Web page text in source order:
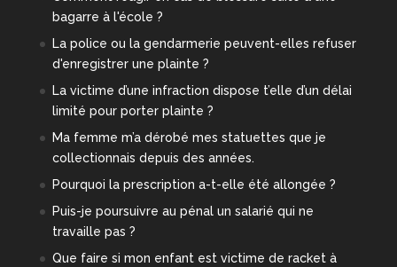
bagarre à l'école ?
La police ou la gendarmerie peuvent-elles refuser
d'enregistrer une plainte ?
La victime d’une infraction dispose t’elle d’un délai
limité pour porter plainte ?
Ma femme m’a dérobé mes statuettes que je
collectionnais depuis des années.
Pourquoi la prescription a-t-elle été allongée ?
Puis-je poursuivre au pénal un salarié qui ne
travaille pas ?
Que faire si mon enfant est victime de racket à